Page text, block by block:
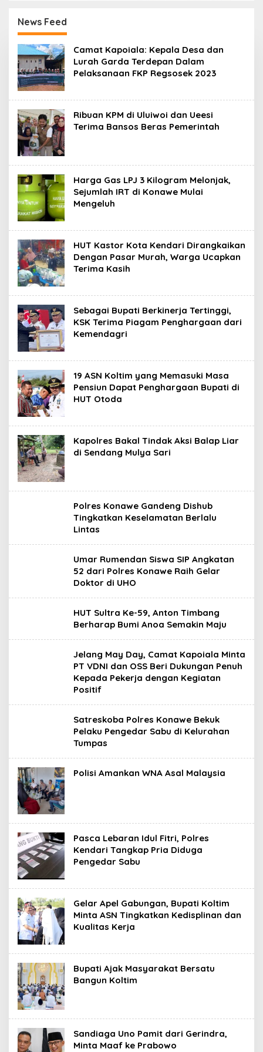
Jemaah Umrah Masuk
Babak Baru
News Feed
R
u
b
r
i
a
t
u
Camat Kapoiala: Kepala Desa dan
Lurah Garda Terdepan Dalam
Pelaksanaan FKP Regsosek 2023
Ribuan KPM di Uluiwoi dan Ueesi
Terima Bansos Beras Pemerintah
Harga Gas LPJ 3 Kilogram Melonjak,
Sejumlah IRT di Konawe Mulai
Mengeluh
HUT Kastor Kota Kendari Dirangkaikan
Dengan Pasar Murah, Warga Ucapkan
Terima Kasih
Sebagai Bupati Berkinerja Tertinggi,
KSK Terima Piagam Penghargaan dari
Kemendagri
19 ASN Koltim yang Memasuki Masa
Pensiun Dapat Penghargaan Bupati di
HUT Otoda
Kapolres Bakal Tindak Aksi Balap Liar
di Sendang Mulya Sari
Polres Konawe Gandeng Dishub
Tingkatkan Keselamatan Berlalu
Lintas
Umar Rumendan Siswa SIP Angkatan
52 dari Polres Konawe Raih Gelar
Doktor di UHO
HUT Sultra Ke-59, Anton Timbang
Berharap Bumi Anoa Semakin Maju
Jelang May Day, Camat Kapoiala Minta
PT VDNI dan OSS Beri Dukungan Penuh
Kepada Pekerja dengan Kegiatan
Positif
Satreskoba Polres Konawe Bekuk
Pelaku Pengedar Sabu di Kelurahan
Tumpas
Polisi Amankan WNA Asal Malaysia
Pasca Lebaran Idul Fitri, Polres
Kendari Tangkap Pria Diduga
Pengedar Sabu
Gelar Apel Gabungan, Bupati Koltim
Minta ASN Tingkatkan Kedisplinan dan
Kualitas Kerja
Bupati Ajak Masyarakat Bersatu
Bangun Koltim
Sandiaga Uno Pamit dari Gerindra,
Minta Maaf ke Prabowo